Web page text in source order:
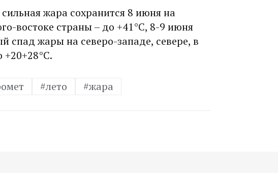
жара сохранится 8 июня на
востоке страны – до +41°С, 8-9 июня
спад жары на северо-западе, севере, в
+20+28°С.
#лето #жара